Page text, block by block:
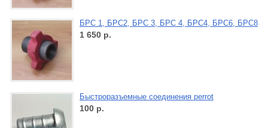
БРС 1, БРС2, БРС 3, БРС 4, БРС4, БРС6, БРС8
1 650 р.
Быстроразъемные соединения perrot
100 р.